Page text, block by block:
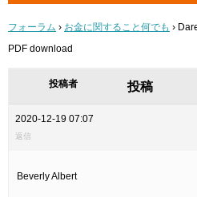
フォーラム › お金に関すること何でも ›
PDF download
投稿者 投稿
2020-12-19 07:07
返信
Beverly Albert